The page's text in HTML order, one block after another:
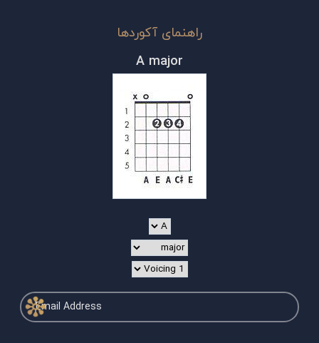
راهنمای آکوردها
A major